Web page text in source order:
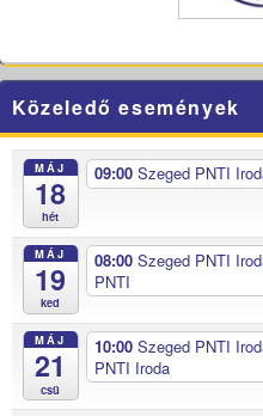
Közeledő események
MÁJ
18
hét
09:00 Szeged PNTI
MÁJ
19
ked
08:00 Szeged PNTI
PNTI
MÁJ
21
csü
10:00 Szeged PNTI
PNTI Iroda